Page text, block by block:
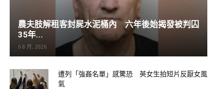
農夫肢解租客封屍水泥桶內 六年後始揭發被判囚
35年...
6 8 月, 2026
遭列「強姦名單」感驚恐 英女生拍短片反厭女風
氣